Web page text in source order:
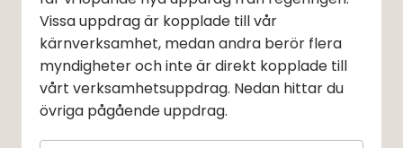
Vissa uppdrag är kopplade till vår
kärnverksamhet, medan andra berör flera
myndigheter och inte är direkt kopplade till
vårt verksamhetsuppdrag. Nedan hittar du
övriga pågående uppdrag.